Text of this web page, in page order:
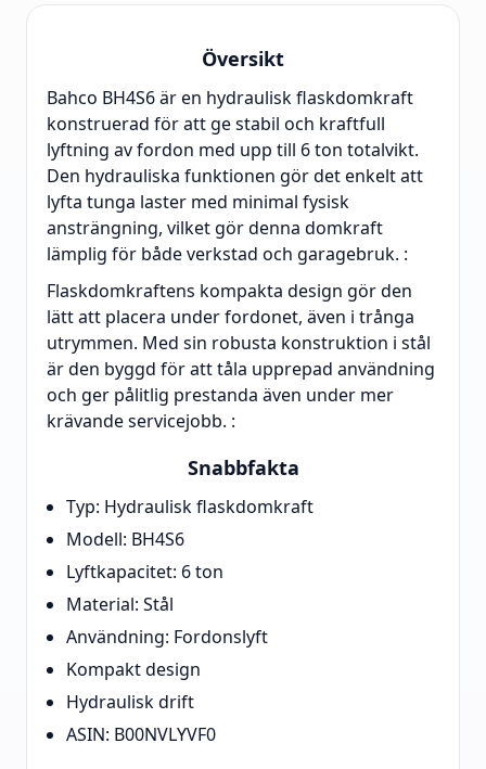
Översikt
Bahco BH4S6 är en hydraulisk flaskdomkraft
konstruerad för att ge stabil och kraftfull
lyftning av fordon med upp till 6 ton totalvikt.
Den hydrauliska funktionen gör det enkelt att
lyfta tunga laster med minimal fysisk
ansträngning, vilket gör denna domkraft
lämplig för både verkstad och garagebruk. :
Flaskdomkraftens kompakta design gör den
lätt att placera under fordonet, även i trånga
utrymmen. Med sin robusta konstruktion i stål
är den byggd för att tåla upprepad användning
och ger pålitlig prestanda även under mer
krävande servicejobb. :
Snabbfakta
Typ: Hydraulisk flaskdomkraft
Modell: BH4S6
Lyftkapacitet: 6 ton
Material: Stål
Användning: Fordonslyft
Kompakt design
Hydraulisk drift
ASIN: B00NVLYVF0